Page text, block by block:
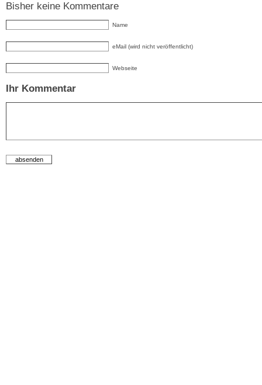
Bisher keine Kommentare
Name
eMail (wird nicht veröffentlicht)
Webseite
Ihr Kommentar